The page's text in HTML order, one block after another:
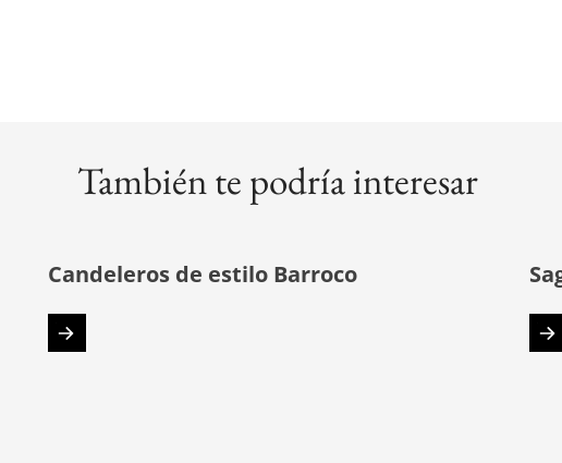
También te podría interesar
Candeleros de estilo Barroco